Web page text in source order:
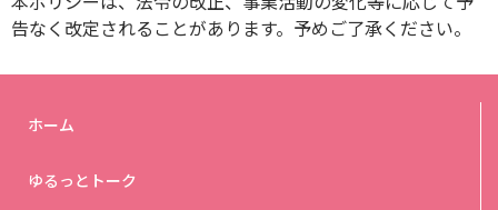
告なく改定されることがあります。予めご了承ください。
ホーム
ゆるっとトーク